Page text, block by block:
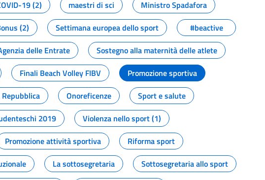
19 (2) maestri di sci
Ministro Spadafora
(2) Settimana europea dello sport
#beactive
delle Entrate
Sostegno alla maternità delle atlete
Finali Beach Volley FIBV
Promozione sportiva
Onoreficenze
Sport e salute
2019
Violenza nello sport (1)
Promozione attività sportiva
Riforma sport
La sottosegretaria
Sottosegretaria allo sport